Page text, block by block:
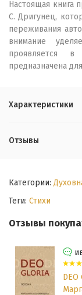
Настоящая книга
С. Дригунец,
переживания
внимание
проявляется
предназначена
Характеристики
Отзывы
Категории:
Теги: Стихи
Отзывы
DEO